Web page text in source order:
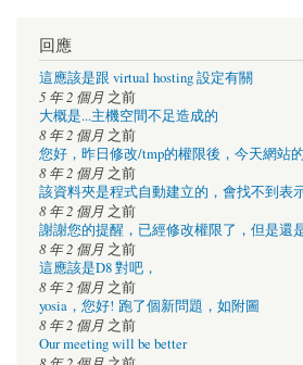
回應
這應該是跟 virtual hosting 設定有關
5 年 2 個月 之前
大概是...主機空間不足造成的
8 年 2 個月 之前
您好，昨日修改/tmp的權限後，今天網站
8 年 2 個月 之前
該資料夾是程式自動建立的，會找不到表
8 年 2 個月 之前
謝謝您的提醒，已經修改權限了，但是還
8 年 2 個月 之前
這應該是D8 對吧，
8 年 2 個月 之前
yosia，您好! 跑了個新問題，如附圖
8 年 2 個月 之前
Our meeting will be better